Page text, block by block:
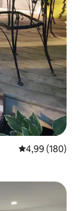
4,99 de uma
4,99 (180)